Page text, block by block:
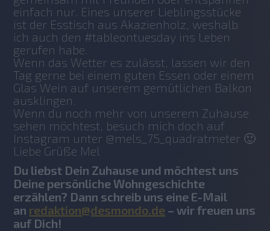
einfach nur. Eines unserer Lieblingsstücke
ist der Esstisch aus Akazienholz, weshalb
ich auch den #tableontuesday ins Leben
gerufen habe.
Wenn das Wetter es zulässt, lassen wir den
Tag gerne bei einem guten Essen oder einem
Glas Wein auf unserem gemütlichen Balkon
ausklingen.
Wenn du noch mehr von unserem Zuhause
sehen möchtest, besuch mich doch auf
Instagram unter @mels_75_quadratmeter 🙂
Liebe Grüße Mel
Du liebst Dein Zuhause und möchtest uns
Deine persönliche Wohngeschichte
erzählen? Dann schreib uns eine E-Mail
an redaktion@desmondo.de – wir freuen uns
auf Dich!